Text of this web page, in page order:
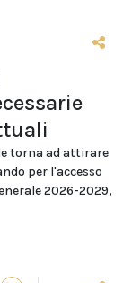
torna ad attirare
per l'accesso
2026-2029,